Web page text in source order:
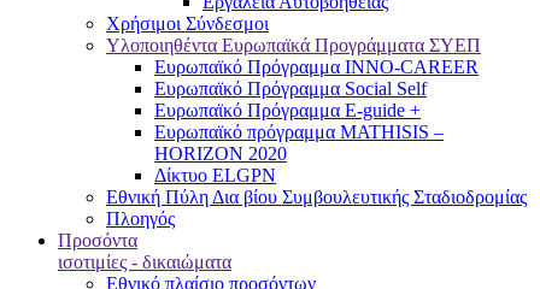
Χρήσιμοι Σύνδεσμοι
Υλοποιηθέντα Ευρωπαϊκά Προγράμματα ΣΥΕΠ
Ευρωπαϊκό Πρόγραμμα INNO-CAREER
Ευρωπαϊκό Πρόγραμμα Social Self
Ευρωπαϊκό Πρόγραμμα E-guide +
Ευρωπαϊκό πρόγραμμα MATHISIS –
HORIZON 2020
Δίκτυο ELGPN
Εθνική Πύλη Δια βίου Συμβουλευτικής Σταδιοδρομίας
Πλοηγός
Προσόντα
ισοτιμίες - δικαιώματα
Εθνικό πλαίσιο προσόντων